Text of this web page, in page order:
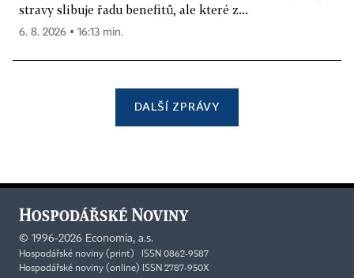
stravy slibuje řadu benefitů, ale které z...
6. 8. 2026 ▪ 16:13 min.
DALŠÍ ZPRÁVY
© 1996-2026 Economia, a.s.
Hospodářské noviny (print) ISSN 0862-9587
Hospodářské noviny (online) ISSN 2787-950X